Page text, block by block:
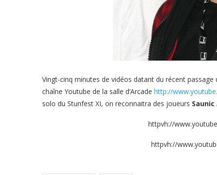
Vingt-cinq minutes de vidéos datant du récent passage
chaîne Youtube de la salle d’Arcade http://
solo du Stunfest XI, on reconnaitra des joueurs Saunic
httpvh://
httpvh://